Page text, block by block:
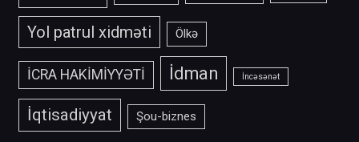
Yol patrul xidməti Ölkə
İCRA HAKİMİYYƏTİ İdman İncəsənət
İqtisadiyyat Şou-biznes